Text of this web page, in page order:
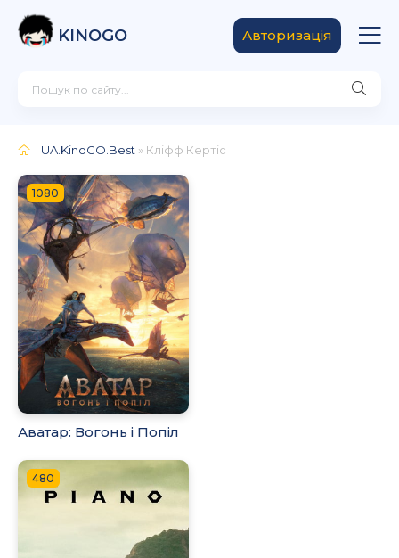
KINOGO Авторизація
UA.KinoGO.Best » Кліфф Кертіс
1080
Аватар: Вогонь і Попіл
480